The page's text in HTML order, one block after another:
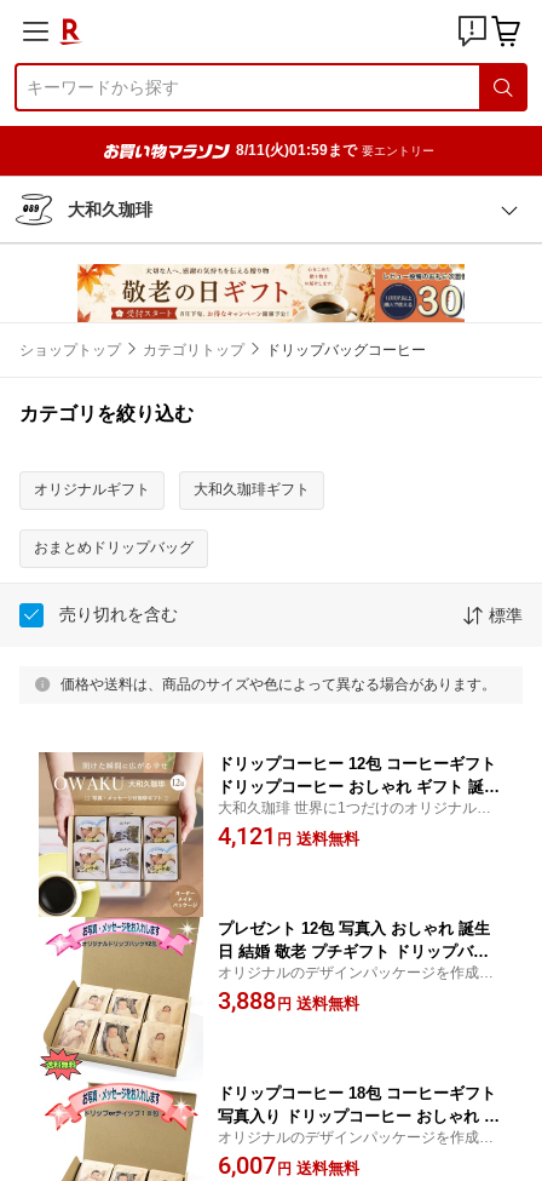
8/11(火)01:59まで 要エントリー
大和久珈琲
ショップトップ カテゴリトップ ドリップバッグコーヒー
カテゴリを絞り込む
オリジナルギフト 大和久珈琲ギフト
おまとめドリップバッグ
売り切れを含む 標準
価格や送料は、商品のサイズや色によって異なる場合があります。
ドリップコーヒー 12包 コーヒーギフト
ドリップコーヒー おしゃれ ギフト 誕生
日 敬老の日 コーヒー ギフト 高級 珈琲
敬老の日 写真入り メッセージ 贈答 誕
大和久珈琲 世界に1つだけのオリジナルデ
ザインパッケージを作成できるコーヒーギ
フト コーヒー ギフト 専門店 父の日 ギフト
4,121 円 送料無料
プレゼント 12包 写真入 おしゃれ 誕生
日 結婚 敬老 プチギフト ドリップバッ
グ オシャレ ギフト 誕生日 メッセージ
こだわり珈琲 安心 贈り物 贈答 披露宴
オリジナルのデザインパッケージを作成で
きるコーヒーギフトです
3,888円 送料無料
ドリップコーヒー 18包 コーヒーギフト
写真入り ドリップコーヒー おしゃれ ギ
フト 誕生日 コーヒー ギフト 高級 珈琲
敬老 メッセージ 贈答 記念品 プレゼン
オリジナルのデザインパッケージを作成で
きるコーヒーギフトです
6,007円 送料無料